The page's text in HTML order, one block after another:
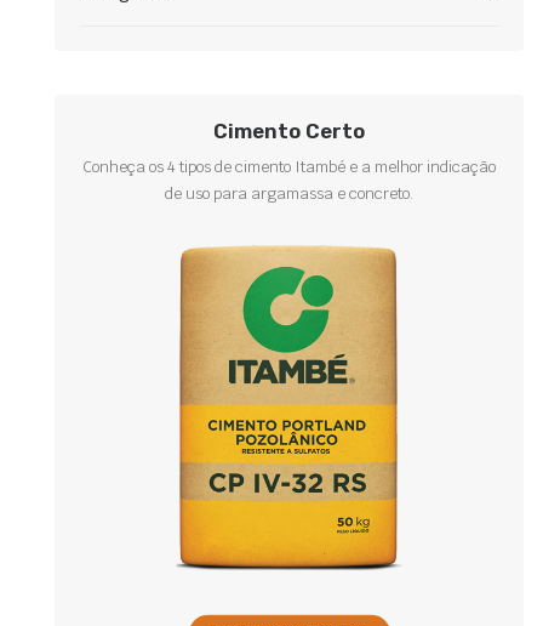
Cimento Certo
Conheça os 4 tipos de cimento Itambé e a melhor indicação
de uso para argamassa e concreto.